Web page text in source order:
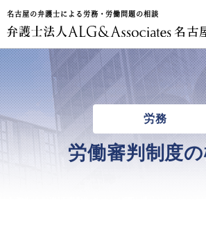
名古屋の弁護士による労務・労働問題の相談
名古
労務
労働審判制度